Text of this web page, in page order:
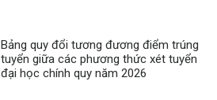
Bảng quy đổi tương đương điểm trúng
tuyển giữa các phương thức xét tuyển
đại học chính quy năm 2026